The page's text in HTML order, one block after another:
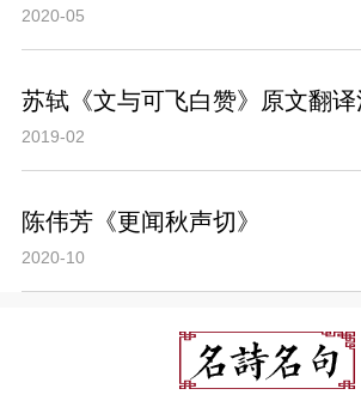
2020-05
苏轼《文与可飞白赞》原文翻
2019-02
陈伟芳《更闻秋声切》
2020-10